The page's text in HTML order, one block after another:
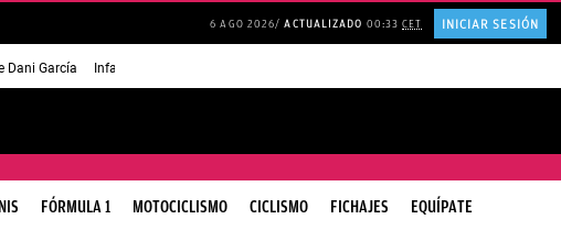
6 AGO 2026 ACTUALIZADO 00:33CET INICIAR SESIÓN
Dani García Infancia AMANCIO ORTEGA
FÓRMULA 1 MOTOCICLISMO CICLISMO FICHAJES EQUÍPATE